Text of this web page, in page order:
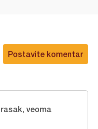
Postavite komentar
veoma